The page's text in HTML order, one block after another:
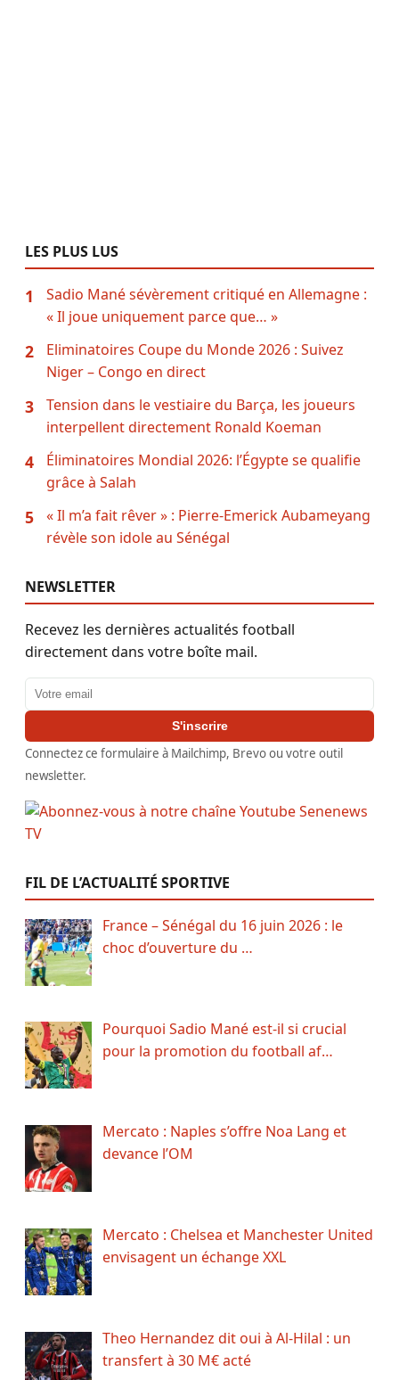
LES PLUS LUS
1
Sadio Mané sévèrement critiqué en Allemagne :
« Il joue uniquement parce que… »
2
Eliminatoires Coupe du Monde 2026 : Suivez
Niger – Congo en direct
3
Tension dans le vestiaire du Barça, les joueurs
interpellent directement Ronald Koeman
4
Éliminatoires Mondial 2026: l’Égypte se qualifie
grâce à Salah
5
« Il m’a fait rêver » : Pierre-Emerick Aubameyang
révèle son idole au Sénégal
NEWSLETTER
Recevez les dernières actualités football
directement dans votre boîte mail.
Adresse email
S'inscrire
Connectez ce formulaire à Mailchimp, Brevo ou votre outil
newsletter.
FIL DE L’ACTUALITÉ SPORTIVE
France – Sénégal du 16 juin 2026 : le
choc d’ouverture du …
Pourquoi Sadio Mané est-il si crucial
pour la promotion du football af…
Mercato : Naples s’offre Noa Lang et
devance l’OM
Mercato : Chelsea et Manchester United
envisagent un échange XXL
Theo Hernandez dit oui à Al-Hilal : un
transfert à 30 M€ acté